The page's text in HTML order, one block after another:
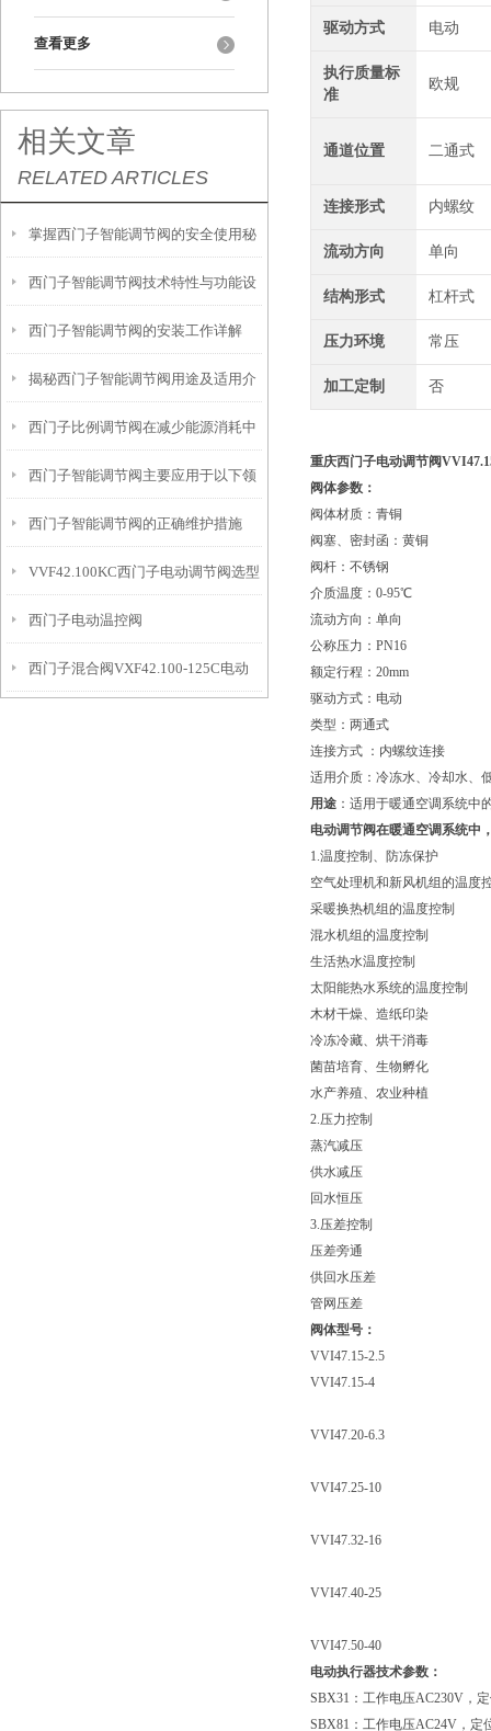
查看更多
相关文章
RELATED ARTICLES
掌握西门子智能调节阀的安全使用秘
籍
西门子智能调节阀技术特性与功能设
计解读
西门子智能调节阀的安装工作详解
揭秘西门子智能调节阀用途及适用介
质
西门子比例调节阀在减少能源消耗中
的贡献
西门子智能调节阀主要应用于以下领
域中
西门子智能调节阀的正确维护措施
VVF42.100KC西门子电动调节阀选型
指导
西门子电动温控阀
VVF42.125KC+SKC62接线
西门子混合阀VXF42.100-125C电动
驱动方式 电动
执行质量标
准
欧规
通道位置 二通式
连接形式 内螺纹
流动方向 单向
结构形式 杠杆式
压力环境 常压
加工定制 否
重庆西门子电动调节阀
阀体参数：
阀体材质：青铜
阀塞、密封函：黄铜
阀杆：不锈钢
介质温度：0-95℃
流动方向：单向
公称压力：PN16
额定行程：20mm
驱动方式：电动
类型：两通式
连接方式 ：内螺纹连接
适用介质：冷冻水、冷却水、
用途 ：适用于暖通空调系统中
电动调节阀在暖通空调系统中
1.温度控制、防冻保护
空气处理机和新风机组的温度
采暖换热机组的温度控制
混水机组的温度控制
生活热水温度控制
太阳能热水系统的温度控制
木材干燥、造纸印染
冷冻冷藏、烘干消毒
菌苗培育、生物孵化
水产养殖、农业种植
2.压力控制
蒸汽减压
供水减压
回水恒压
3.压差控制
压差旁通
供回水压差
管网压差
阀体型号：
VVI47.15-2.5
VVI47.15-4
VVI47.20-6.3
VVI47.25-10
VVI47.32-16
VVI47.40-25
VVI47.50-40
电动执行器技术参数：
SBX31：工作电压AC230V，
SBX81：工作电压AC24V，定